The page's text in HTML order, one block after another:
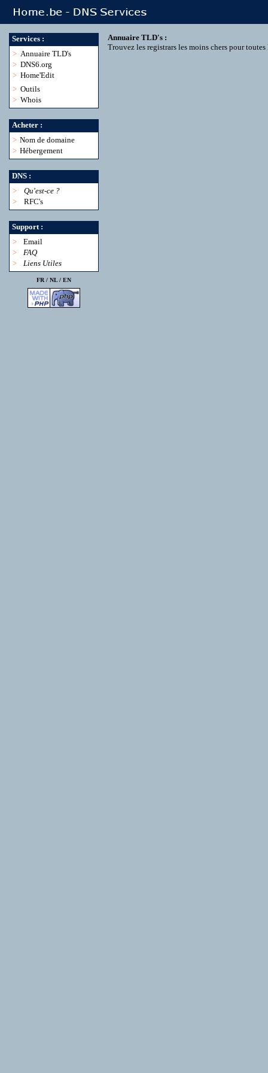
Services :
> Annuaire TLD's
> DNS6.org
> Home'Edit
> Outils
> Whois
Acheter :
> Nom de domaine
> Hébergement
DNS :
>
Qu'est-ce ?
>
RFC's
Support :
>
Email
>
FAQ
>
Liens Utiles
FR / NL/ EN
Annuaire TLD's :
Trouvez les registrars les moins chers pour